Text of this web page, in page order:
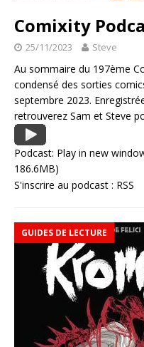
Comixity
25/11/2023 Steve
Au sommaire du 197ème
condensé des sorties
septembre 2023.
retrouverez Sam et Steve
Podcast: Play in new
186.6MB)
S'inscrire au podcast : RSS
GUIDES DE LECTURE